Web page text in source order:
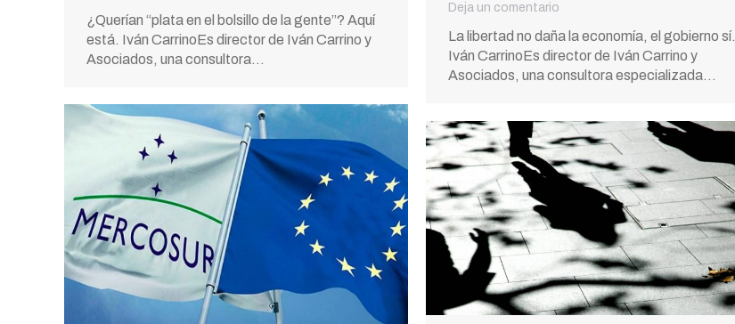
¿Querían “plata en el bolsillo de la gente”? Aquí
está. Iván CarrinoEs director de Iván Carrino y
Asociados, una consultora…
Deja un comentario
La libertad no daña la economía, el gobierno sí.
Iván CarrinoEs director de Iván Carrino y
Asociados, una consultora especializada…